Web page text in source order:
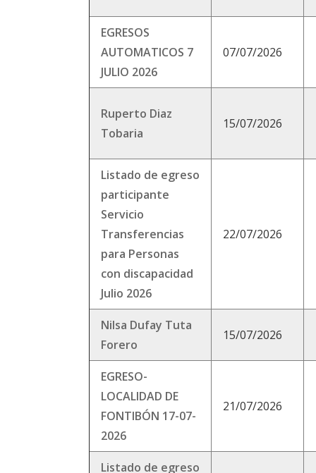
EGRESOS
AUTOMATICOS 7
JULIO 2026
07/07/2026
Ruperto Diaz
Tobaria
15/07/2026
Listado de egreso
participante
Servicio
Transferencias
para Personas
con discapacidad
Julio 2026
22/07/2026
Nilsa Dufay Tuta
Forero
15/07/2026
EGRESO-
LOCALIDAD DE
FONTIBÓN 17-07-
2026
21/07/2026
Listado de egreso